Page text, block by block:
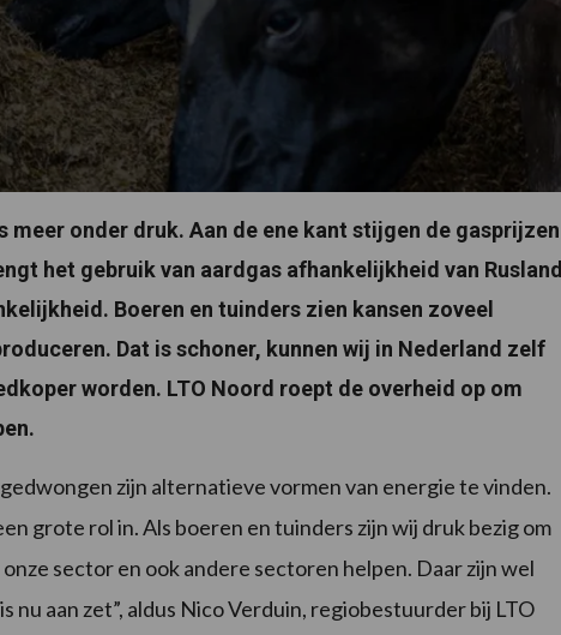
onder druk. Aan de ene kant stijgen de gasprijzen
het gebruik van aardgas afhankelijkheid van Rusland
Boeren en tuinders zien kansen zoveel
Dat is schoner, kunnen wij in Nederland zelf
worden. LTO Noord roept de overheid op om
zijn alternatieve vormen van energie te vinden.
grote rol in. Als boeren en tuinders zijn wij druk bezig om
sector en ook andere sectoren helpen. Daar zijn wel
aan zet”, aldus Nico Verduin, regiobestuurder bij LTO